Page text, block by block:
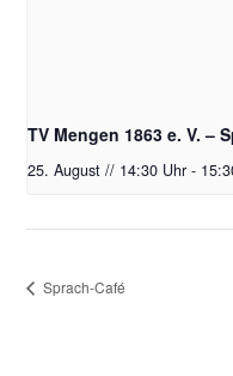
TV Mengen 1863 e. V. –
25. August // 14:30 Uhr -
Sprach-Café